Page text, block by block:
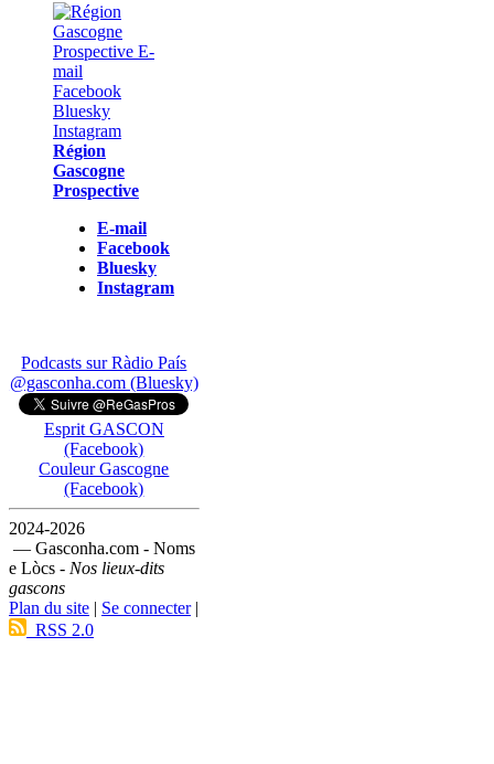
Région
Gascogne
Prospective
E-mail
Facebook
Bluesky
Instagram
Podcasts sur Ràdio País
@gasconha.com (Bluesky)
Esprit GASCON
(Facebook)
Couleur Gascogne
(Facebook)
2024-2026
— Gasconha.com - Noms
e Lòcs - Nos lieux-dits
gascons
Plan du site | Se connecter|
RSS 2.0